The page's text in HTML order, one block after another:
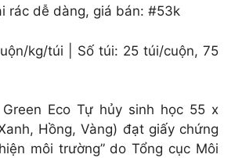
rác dễ dàng, giá bán: #53k
kg/túi | Số túi: 25 túi/cuộn, 75
Eco Tự hủy sinh học 55 x
Hồng, Vàng) đạt giấy chứng
môi trường” do Tổng cục Môi